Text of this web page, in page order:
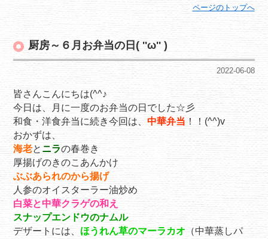
ページのトップへ
厨房～６月お弁当の日( ''ω'' )
2022-06-08
皆さんこんにちは(^^♪
今日は、月に一度のお弁当の日でした☆彡
和食・洋食弁当に続き今回は、中華弁当 ！！(^^)v
おかずは、
海老と ニラの春巻き
厚揚げのきのこあんかけ
ぶぶあられのから揚げ
人参のオイスターラー油炒め
白菜と中華クラゲの和え
スナップエンドウのナムル
デザートには、 ほうれん草のマーラカオ （中華蒸しパ